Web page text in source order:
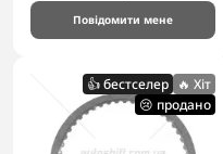
Повідомити мене
👍 бестселер 🔥 Хіт
😢 продано